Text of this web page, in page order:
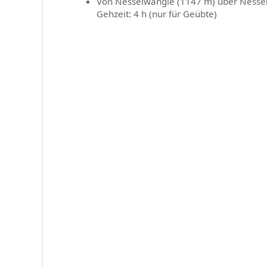
Gehzeit: 4 h (nur für Geübte)